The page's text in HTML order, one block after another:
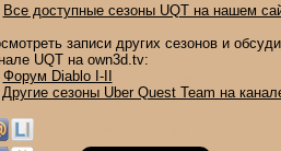
Все доступные сезоны UQT на нашем
записи других сезонов и
UQT на own3d.tv:
Форум Diablo I-II
Другие сезоны Uber Quest Team на